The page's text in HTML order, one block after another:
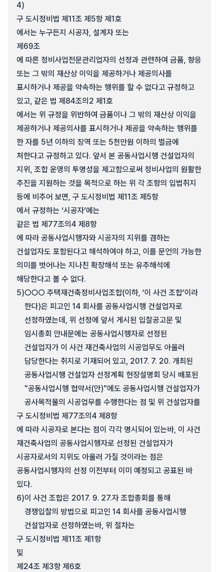
4)
구 도시정비법 제11조 제5항 제1호
에서는 누구든지 시공자, 설계자 또는
제69조
에 따른 정비사업전문관리업자의 선정과 관련하여 금품, 향응
또는 그 밖의 재산상 이익을 제공하거나 제공의사를
표시하거나 제공을 약속하는 행위를 할 수 없다고 규정하고
있고, 같은 법 제84조의2 제1호
에서는 위 규정을 위반하여 금품이나 그 밖의 재산상 이익을
제공하거나 제공의사를 표시하거나 제공을 약속하는 행위를
한 자를 5년 이하의 징역 또는 5천만원 이하의 벌금에
처한다고 규정하고 있다. 앞서 본 공동사업시행 건설업자의
지위, 조합 운영의 투명성을 제고함으로써 정비사업의 원활한
추진을 지원하는 것을 목적으로 하는 위 각 조항의 입법취지
등에 비추어 보면, 구 도시정비법 제11조 제5항
에서 규정하는 ‘시공자’에는
같은 법 제77조의4 제8항
에 따라 공동사업시행자와 시공자의 지위를 겸하는
건설업자도 포함된다고 해석하여야 하고, 이를 문언의 가능한
의미를 벗어나는 지나친 확장해석 또는 유추해석에
해당한다고 볼 수 없다.
5)○○○ 주택재건축정비사업조합(이하, ‘이 사건 조합’이라
한다)은 피고인 14 회사를 공동사업시행 건설업자로
선정하였는데, 위 선정에 앞서 게시된 입찰공고문 및
임시총회 안내문에는 공동사업시행자로 선정된
건설업자가 이 사건 재건축사업의 시공업무도 아울러
담당한다는 취지로 기재되어 있고, 2017. 7. 20. 개최된
공동사업시행 건설업자 선정계획 현장설명회 당시 배포된
"공동사업시행 협약서(안)"에도 공동사업시행 건설업자가
공사목적물의 시공업무를 수행한다는 점 및 위 건설업자를
구 도시정비법 제77조의4 제8항
에 따라 시공자로 본다는 점이 각각 명시되어 있는바, 이 사건
재건축사업의 공동사업시행자로 선정된 건설업자가
시공자로서의 지위도 아울러 가질 것이라는 점은
공동사업시행자의 선정 이전부터 이미 예정되고 공표된 바
있다.
6)이 사건 조합은 2017. 9. 27.자 조합총회를 통해
경쟁입찰의 방법으로 피고인 14 회사를 공동사업시행
건설업자로 선정하였는바, 위 절차는
구 도시정비법 제11조 제1항
및
제24조 제3항 제6호